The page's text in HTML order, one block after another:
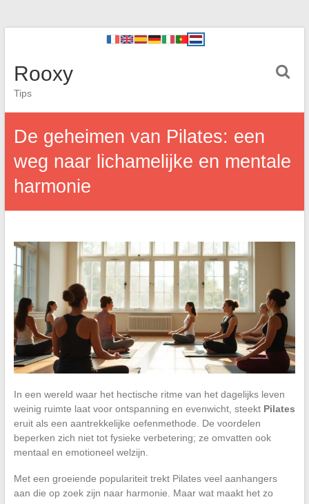
Rooxy
Tips
De geheimen van Pilates: een
weg naar lichamelijke en mentale
harmonie
In een wereld waar het hectische ritme van het dagelijks leven
weinig ruimte laat voor ontspanning en evenwicht, steekt Pilates
eruit als een aantrekkelijke oefenmethode. De voordelen
beperken zich niet tot fysieke verbetering; ze omvatten ook
mentaal en emotioneel welzijn.
Met een groeiende populariteit trekt Pilates veel aanhangers
aan die op zoek zijn naar harmonie. Maar wat maakt het zo